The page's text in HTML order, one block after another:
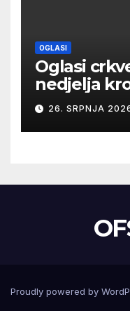
OGLASI
Oglasi
nedjelja
26. SRPNJA
Proudly powered by